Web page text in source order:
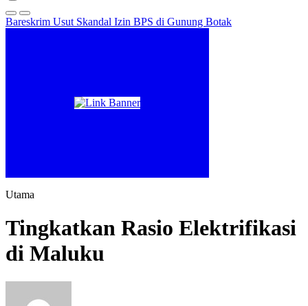
Bareskrim Usut Skandal Izin BPS di Gunung Botak
Utama
Tingkatkan Rasio Elektrifikasi
di Maluku